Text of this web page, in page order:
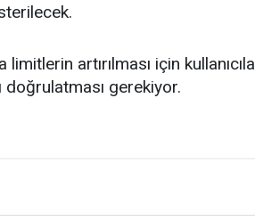
limitlerin artırılması için
doğrulatması gerekiyor.